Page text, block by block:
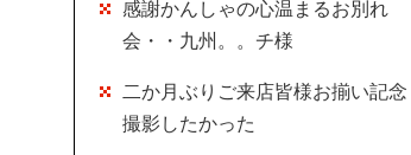
感謝かんしゃの心温まるお別れ
会・・九州。。チ様
二か月ぶりご来店皆様お揃い記念
撮影したかった